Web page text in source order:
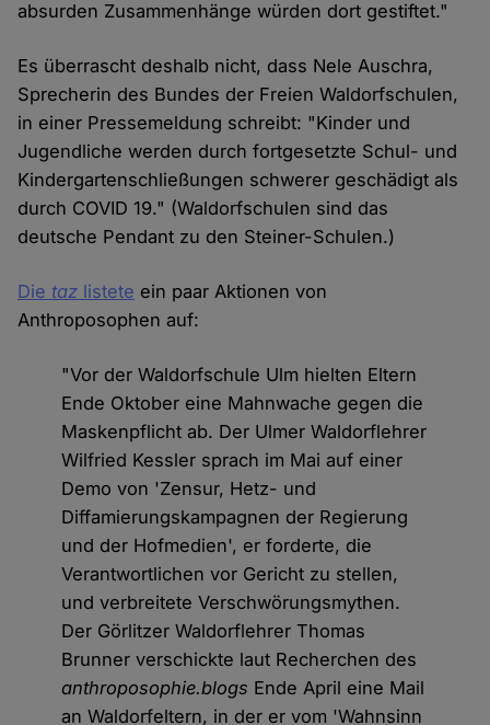
absurden Zusammenhänge würden dort gestiftet."
Es überrascht deshalb nicht, dass Nele Auschra,
Sprecherin des Bundes der Freien Waldorfschulen,
in einer Pressemeldung schreibt: "Kinder und
Jugendliche werden durch fortgesetzte Schul- und
Kindergartenschließungen schwerer geschädigt als
durch COVID 19." (Waldorfschulen sind das
deutsche Pendant zu den Steiner-Schulen.)
Die taz listete ein paar Aktionen von
Anthroposophen auf:
"Vor der Waldorfschule Ulm hielten Eltern
Ende Oktober eine Mahnwache gegen die
Maskenpflicht ab. Der Ulmer Waldorflehrer
Wilfried Kessler sprach im Mai auf einer
Demo von 'Zensur, Hetz- und
Diffamierungskampagnen der Regierung
und der Hofmedien', er forderte, die
Verantwortlichen vor Gericht zu stellen,
und verbreitete Verschwörungsmythen.
Der Görlitzer Waldorflehrer Thomas
Brunner verschickte laut Recherchen des
anthroposophie.blogs Ende April eine Mail
an Waldorfeltern, in der er vom 'Wahnsinn